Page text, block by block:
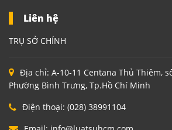
Liên hệ
TRỤ SỞ CHÍNH
Địa chỉ: A-10-11 Centana Thủ Thiêm,
Phường Bình Trưng, Tp.Hồ Chí Minh
Điện thoại: (028) 38991104